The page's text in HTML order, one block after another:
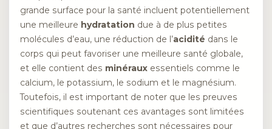
grande surface pour la santé incluent potentiellement
une meilleure hydratation due à de plus petites
molécules d’eau, une réduction de l’acidité dans le
corps qui peut favoriser une meilleure santé globale,
et elle contient des minéraux essentiels comme le
calcium, le potassium, le sodium et le magnésium.
Toutefois, il est important de noter que les preuves
scientifiques soutenant ces avantages sont limitées
et que d’autres recherches sont nécessaires pour